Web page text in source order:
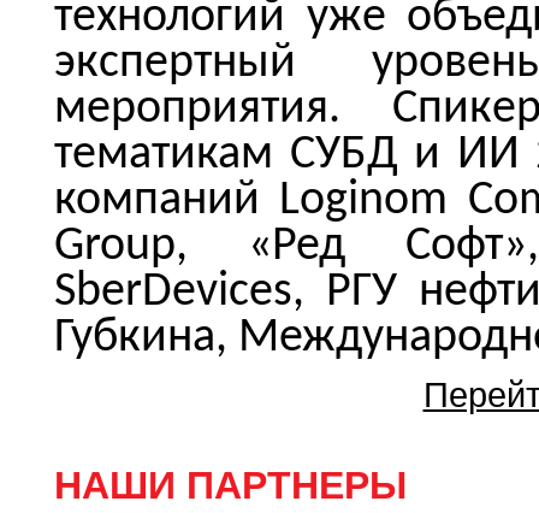
технологий уже
экспертный
мероприятия.
тематикам СУБД и ИИ
компаний Loginom
Group, «Ред
SberDevices, РГУ
Губкина,
НАШИ ПАРТНЕРЫ